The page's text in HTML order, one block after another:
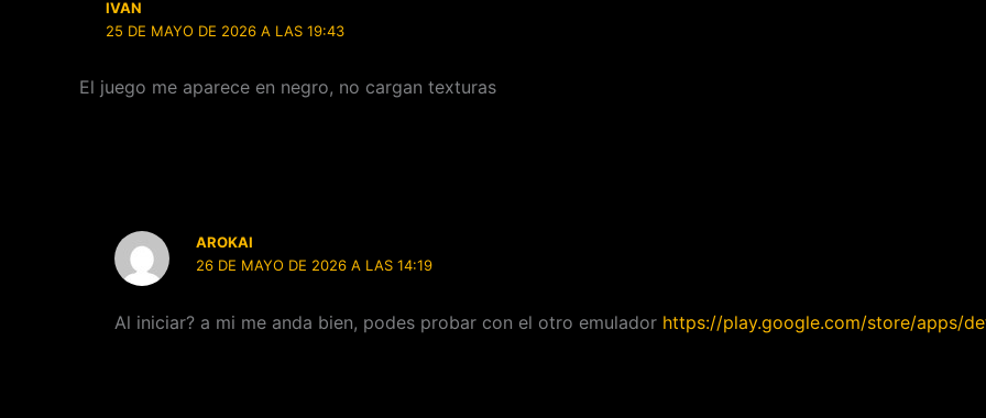
IVAN
25 DE MAYO DE 2026 A LAS 19:43
El juego me aparece en negro, no cargan texturas
AROKAI
26 DE MAYO DE 2026 A LAS 14:19
Al iniciar? a mi me anda bien, podes probar con el otro emulador https://play.google.com/store/apps/